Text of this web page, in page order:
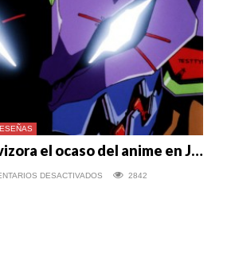
Hideaki Anno avizora el ocaso del anime en Japón
DESACTIVADOS 2842